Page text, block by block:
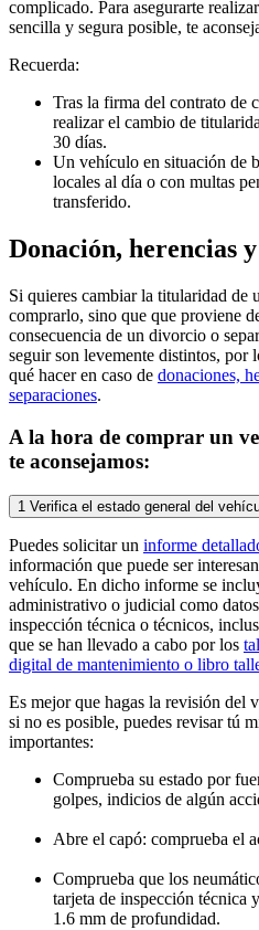
complicado. Para asegurarte
sencilla y segura posible, te
Recuerda:
Tras la firma del contrato de
realizar el cambio de
30 días.
Un vehículo en situación de
locales al día o con multas
transferido.
Donación, herencias
Si quieres cambiar la titularidad de
comprarlo, sino que que proviene
consecuencia de un divorcio o
seguir son levemente distintos, por
qué hacer en caso de donaciones,
separaciones.
A la hora de comprar un
te aconsejamos:
1 Verifica el estado general del
Puedes solicitar un informe
información que puede ser
vehículo. En dicho informe se
administrativo o judicial como
inspección técnica o técnicos,
que se han llevado a cabo por los
digital de mantenimiento o libro
Es mejor que hagas la revisión del
si no es posible, puedes revisar tú
importantes:
Comprueba su estado por
golpes, indicios de algún
Abre el capó: comprueba el
Comprueba que los
tarjeta de inspección técnica
1.6 mm de profundidad.